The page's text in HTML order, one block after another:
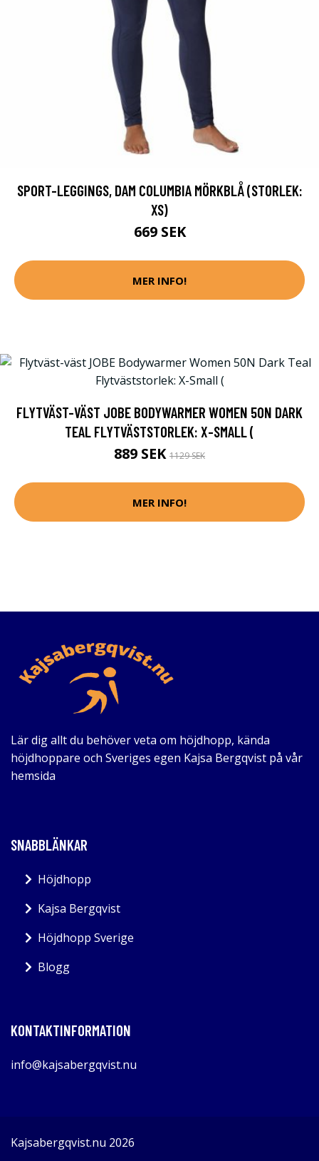
SPORT-LEGGINGS, DAM COLUMBIA MÖRKBLÅ (STORLEK:
XS)
669 SEK
MER INFO!
FLYTVÄST-VÄST JOBE BODYWARMER WOMEN 50N DARK
TEAL FLYTVÄSTSTORLEK: X-SMALL (
889 SEK 1129 SEK
MER INFO!
Lär dig allt du behöver veta om höjdhopp, kända
höjdhoppare och Sveriges egen Kajsa Bergqvist på vår
hemsida
SNABBLÄNKAR
Höjdhopp
Kajsa Bergqvist
Höjdhopp Sverige
Blogg
KONTAKTINFORMATION
info@kajsabergqvist.nu
Kajsabergqvist.nu 2026